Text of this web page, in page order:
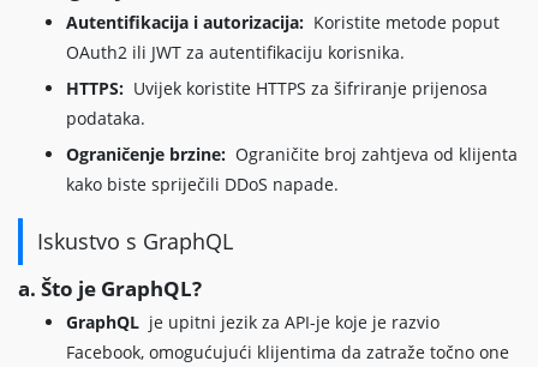
Autentifikacija i autorizacija: Koristite metode poput
OAuth2 ili JWT za autentifikaciju korisnika.
HTTPS: Uvijek koristite HTTPS za šifriranje prijenosa
podataka.
Ograničenje brzine: Ograničite broj zahtjeva od klijenta
kako biste spriječili DDoS napade.
Iskustvo s GraphQL
a. Što je GraphQL?
GraphQL je upitni jezik za API-je koje je razvio
Facebook, omogućujući klijentima da zatraže točno one